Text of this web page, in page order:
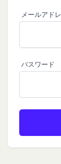
メールアド
パスワード
かりした
当社が取
お客様か
場合、以
す。）を
氏名、生
メールア
本サービ
本規約に
当社が提
携により
本利用規
方をいい
ギフト券
い。
ギフト券
問い合わせ